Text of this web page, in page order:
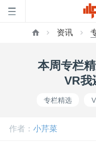
资讯
本周专栏
VR我
专栏精选
作者： 小芹菜